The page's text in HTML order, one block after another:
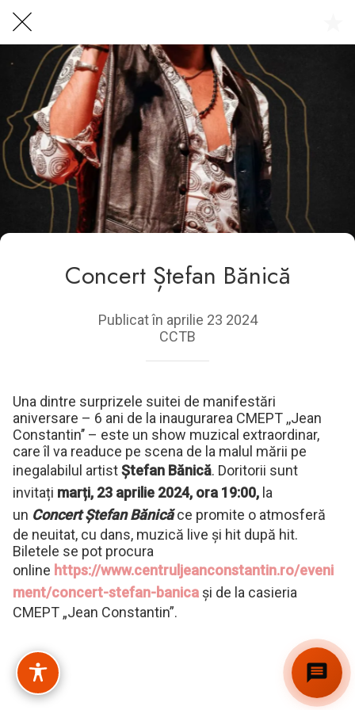
Concert Ștefan Bănică
Publicat în aprilie 23 2024
CCTB
Una dintre surprizele suitei de manifestări
aniversare – 6 ani de la inaugurarea CMEPT ,,Jean
Constantin’’ – este un show muzical extraordinar,
care îl va readuce pe scena de la malul mării pe
inegalabilul artistȘtefan Bănică. Doritorii sunt
invitați marți, 23 aprilie 2024, ora 19:00, la
un Concert Ștefan Bănicăce promite o atmosferă
de neuitat, cu dans, muzică live și hit după hit.
Biletele se pot procura
online https://www.centruljeanconstantin.ro/eveni
ment/concert-stefan-banica și de la casieria
CMEPT „Jean Constantin”.
Centrul Burada 🇷🇴 🇬🇧 🇫🇷 🇺🇦
Asistentul Centrului Cultural Teodor T. Burada